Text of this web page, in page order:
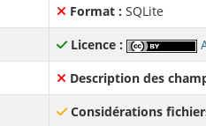
Format : SQLite
Licence :
Description des
Considérations